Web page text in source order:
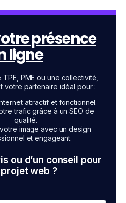
présence
ligne
PME ou une collectivité,
votre partenaire idéal pour :
attractif et fonctionnel.
trafic grâce à un SEO de
qualité.
image avec un design
et engageant.
ou d’un conseil pour
web ?